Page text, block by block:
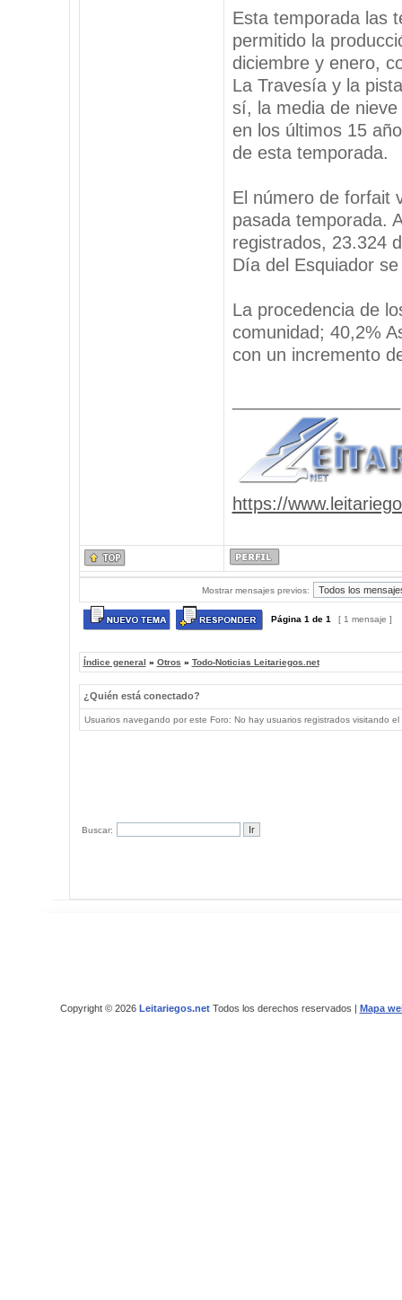
Esta temporada las
permitido la
diciembre y enero,
La Travesía y la
sí, la media de
en los últimos 15
de esta temporada.
El número de forfait
pasada temporada.
registrados, 23.324
Día del Esquiador
La procedencia de
comunidad; 40,2%
con un incremento
https://
Mostrar mensajes previos:
Página 1 de 1 [ 1 mensaje ]
Índice general » Otros » Todo-Noticias Leitariegos.net
¿Quién está conectado?
Usuarios navegando por este Foro: No hay usuarios registrados visitando
Buscar:
Copyright © 2026 Leitariegos.netTodos los derechos reservados | Mapa